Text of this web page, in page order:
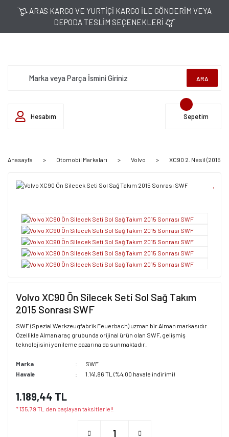
ARAS KARGO VE YURTİÇİ KARGO İLE GÖNDERİM VEYA
DEPODA TESLİM SEÇENEKLERİ
ARA
Hesabım Sepetim
Anasayfa Otomobil Markaları Volvo XC90 2. Nesil (2015
Volvo XC90 Ön Silecek Seti Sol Sağ Takım
2015 Sonrası SWF
SWF (Spezial Werkzeugfabrik Feuerbach) uzman bir Alman markasıdır.
Özellikle Alman araç grubunda orijinal ürün olan SWF, gelişmiş
teknolojisini yenileme pazarına da sunmaktadır.
Marka
SWF
Havale
1.141,86 TL (%4,00 havale indirimi)
1.189,44 TL
* 135,79 TL den başlayan taksitlerle!!